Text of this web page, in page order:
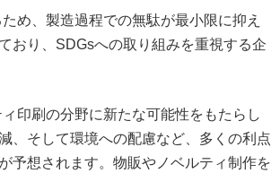
め、製造過程での無駄が最小限に抑え
おり、SDGsへの取り組みを重視する企
印刷の分野に新たな可能性をもたらし
、そして環境への配慮など、多くの利点
予想されます。物販やノベルティ制作を